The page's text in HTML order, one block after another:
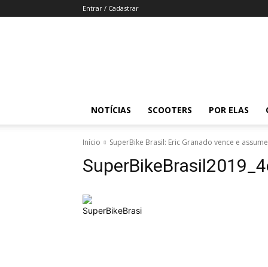
Entrar / Cadastrar
NOTÍCIAS SCOOTERS POR ELAS
Início SuperBike Brasil: Eric Granado vence e